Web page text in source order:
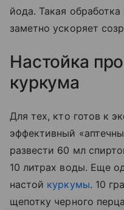
йода. Такая
заметно ускоряет
Настойка
куркума
Для тех, кто готов к
эффективный
развести 60 мл
10 литрах воды. Еще
настой куркумы. 10
щепотку черного